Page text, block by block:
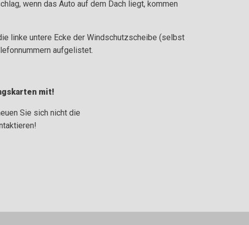
wenn das Auto auf dem Dach liegt, kommen
linke untere Ecke der Windschutzscheibe (selbst
aufgelistet.
mit!
Sie sich nicht die